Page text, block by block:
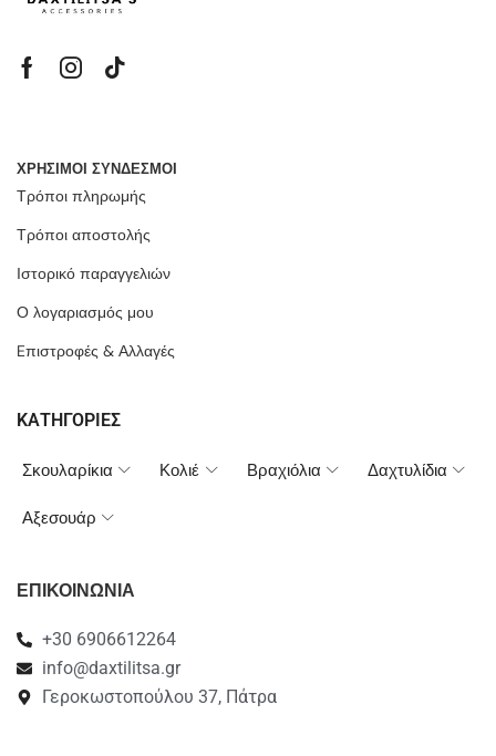
ΧΡΗΣΙΜΟΙ ΣΥΝΔΕΣΜΟΙ
Τρόποι πληρωμής
Τρόποι αποστολής
Ιστορικό παραγγελιών
Ο λογαριασμός μου
Eπιστροφές & Αλλαγές
ΚΑΤΗΓΟΡΙΕΣ
Σκουλαρίκια Κολιέ Βραχιόλια Δαχτυλίδια
Αξεσουάρ
ΕΠΙΚΟΙΝΩΝΙΑ
+30 6906612264
info@daxtilitsa.gr
Γεροκωστοπούλου 37, Πάτρα